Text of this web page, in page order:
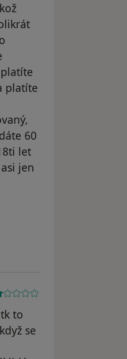
platíte
60
let
jen
to
se